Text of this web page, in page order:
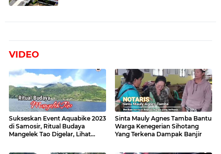
VIDEO
Sukseskan Event Aquabike 2023
di Samosir, Ritual Budaya
Mangelek Tao Digelar, Lihat
Sinta Mauly Agnes Tamba Bantu
Warga Kenegerian Sihotang
Yang Terkena Dampak Banjir